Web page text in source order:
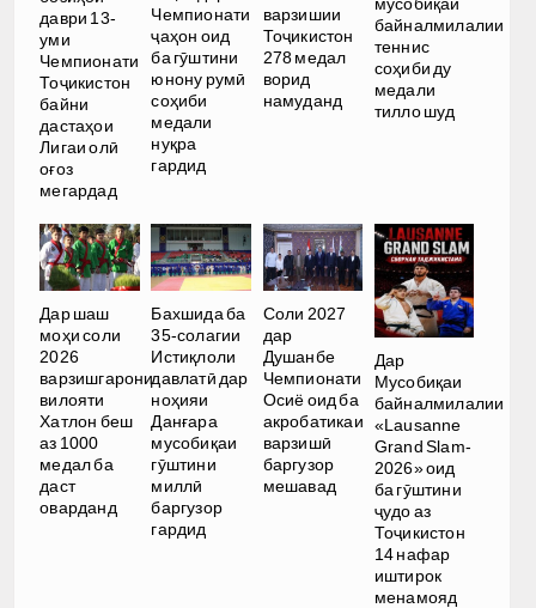
даври 13-
уми
Чемпионати
Тоҷикистон
байни
дастаҳои
Лигаи олӣ
оғоз
мегардад
Чемпионати
ҷаҳон оид
ба гӯштини
юнону румӣ
соҳиби
медали
нуқра
гардид
варзишии
Тоҷикистон
278 медал
ворид
намуданд
байналмилалии
теннис
соҳиби ду
медали
тилло шуд
Дар шаш
моҳи соли
2026
варзишгарони
вилояти
Хатлон беш
аз 1000
медал ба
даст
оварданд
Бахшида ба
35-солагии
Истиқлоли
давлатӣ дар
ноҳияи
Данғара
мусобиқаи
гӯштини
миллӣ
баргузор
гардид
Соли 2027
дар
Душанбе
Чемпионати
Осиё оид ба
акробатикаи
варзишӣ
баргузор
мешавад
Дар
Мусобиқаи
байналмилалии
«Lausanne
Grand Slam-
2026» оид
ба гӯштини
ҷудо аз
Тоҷикистон
14 нафар
иштирок
менамояд